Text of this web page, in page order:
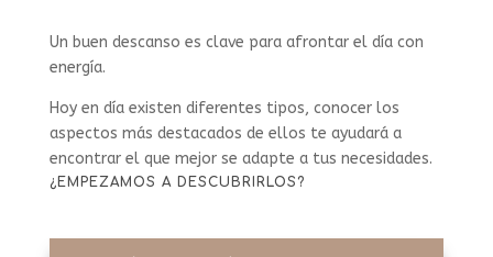
Un buen descanso es clave para afrontar el día con
energía.
Hoy en día existen diferentes tipos, conocer los
aspectos más destacados de ellos te ayudará a
encontrar el que mejor se adapte a tus necesidades.
¿EMPEZAMOS A DESCUBRIRLOS?